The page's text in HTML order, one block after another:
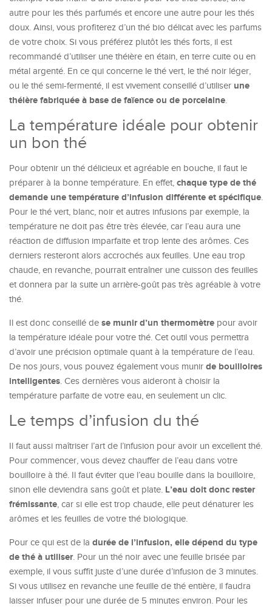
autre pour les thés parfumés et encore une autre pour les thés
doux. Ainsi, vous profiterez d’un thé bio délicat avec les parfums
de votre choix. Si vous préférez plutôt les thés forts, il est
recommandé d’utiliser une théière en étain, en terre cuite ou en
métal argenté. En ce qui concerne le thé vert, le thé noir léger,
ou le thé semi-fermenté, il est vivement conseillé d’utiliser une
théière fabriquée à base de faïence ou de porcelaine.
La température idéale pour obtenir
un bon thé
Pour obtenir un thé délicieux et agréable en bouche, il faut le
préparer à la bonne température. En effet, chaque type de thé
demande une température d’infusion différente et spécifique.
Pour le thé vert, blanc, noir et autres infusions par exemple, la
température ne doit pas être très élevée, car l’eau aura une
réaction de diffusion imparfaite et trop lente des arômes. Ces
derniers resteront alors accrochés aux feuilles. Une eau trop
chaude, en revanche, pourrait entraîner une cuisson des feuilles
et donnera par la suite un arrière-goût pas très agréable à votre
thé.
Il est donc conseillé de se munir d’un thermomètre pour avoir
la température idéale pour votre thé. Cet outil vous permettra
d’avoir une précision optimale quant à la température de l’eau.
De nos jours, vous pouvez également vous munir de bouilloires
intelligentes. Ces dernières vous aideront à choisir la
température parfaite de votre eau, en seulement un clic.
Le temps d’infusion du thé
Il faut aussi maîtriser l’art de l’infusion pour avoir un excellent thé.
Pour commencer, vous devez chauffer de l’eau dans votre
bouilloire à thé. Il faut éviter que l’eau bouille dans la bouilloire,
sinon elle deviendra sans goût et plate. L’eau doit donc rester
frémissante, car si elle est trop chaude, elle peut dénaturer les
arômes et les feuilles de votre thé biologique.
Pour ce qui est de la durée de l’infusion, elle dépend du type
de thé à utiliser. Pour un thé noir avec une feuille brisée par
exemple, il vous suffit juste d’une durée d’infusion de 3 minutes.
Si vous utilisez en revanche une feuille de thé entière, il faudra
laisser infuser pour une durée de 5 minutes environ. Pour les